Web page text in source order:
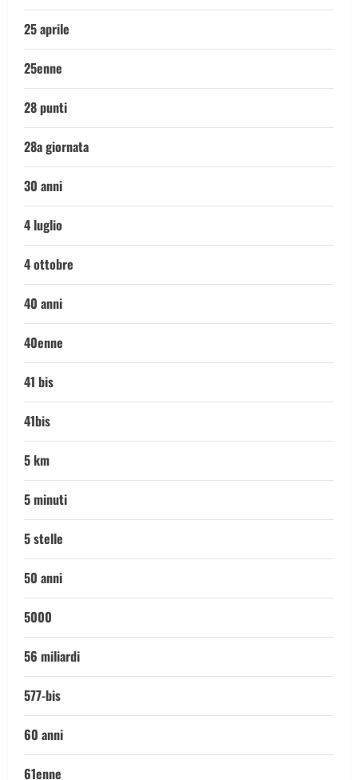
25 aprile
25enne
28 punti
28a giornata
30 anni
4 luglio
4 ottobre
40 anni
40enne
41 bis
41bis
5 km
5 minuti
5 stelle
50 anni
5000
56 miliardi
577-bis
60 anni
61enne